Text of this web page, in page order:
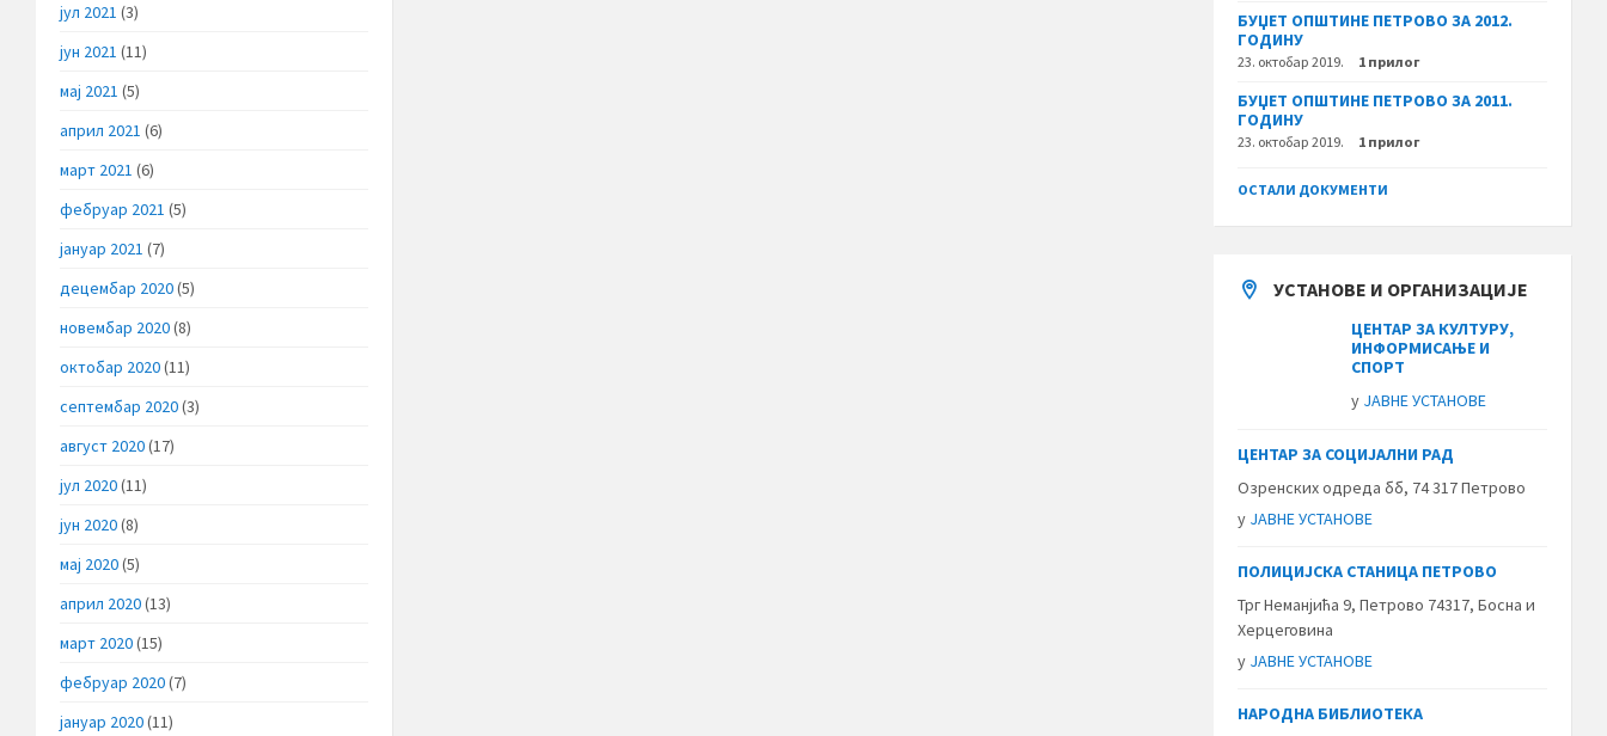
јул 2021 (3)
јун 2021 (11)
мај 2021 (5)
април 2021 (6)
март 2021 (6)
фебруар 2021 (5)
јануар 2021 (7)
децембар 2020(5)
новембар 2020(8)
октобар 2020(11)
септембар 2020(3)
август 2020(17)
јул 2020(11)
јун 2020(8)
мај 2020(5)
април 2020(13)
март 2020(15)
фебруар 2020(7)
јануар 2020(11)
БУЏЕТ ОПШТИНЕ ПЕТРОВО ЗА 2012.
ГОДИНУ
23. октобар 2019. 1 прилог
БУЏЕТ ОПШТИНЕ ПЕТРОВО ЗА 2011.
ГОДИНУ
23. октобар 2019. 1 прилог
ОСТАЛИ ДОКУМЕНТИ
УСТАНОВЕ И ОРГАНИЗАЦИЈЕ
ЦЕНТАР ЗА КУЛТУРУ,
ИНФОРМИСАЊЕ И
СПОРТ
у ЈАВНЕ УСТАНОВЕ
ЦЕНТАР ЗА СОЦИЈАЛНИ РАД
Озренских одреда бб, 74 317 Петрово
у ЈАВНЕ УСТАНОВЕ
ПОЛИЦИЈСКА СТАНИЦА ПЕТРОВО
Трг Неманјића 9, Петрово 74317, Босна и
Херцеговина
у ЈАВНЕ УСТАНОВЕ
НАРОДНА БИБЛИОТЕКА